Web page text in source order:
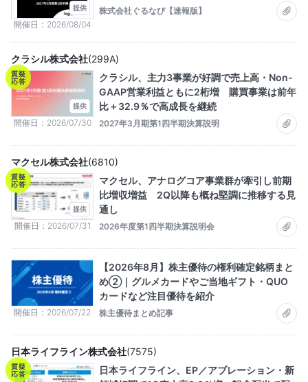
提供
開催日 2026/08/04
株式会社ぐるなび【速報版】
質疑
応答
提供
開催日 2026/07/30
クラシル株式会社(299A)
クラシル、主力3事業が好調で売上高・Non-
GAAP営業利益ともに2桁増 購買事業は前年
比＋32.9％で高成長を継続
2027年3月期第1四半期決算説明
質疑
応答
提供
開催日 2026/07/31
マクセル株式会社(6810)
マクセル、アナログコア事業群が牽引し前期
比増収増益 2Q以降も概ね堅調に推移する見
通し
2026年度第1四半期決算説明会
開催日 2026/07/22
【2026年8月】株主優待の権利確定銘柄まと
め②｜グルメカードやご当地ギフト・QUO
カードなど注目優待を紹介
株主優待まとめ記事
質疑
応答
日本ライフライン株式会社(7575)
日本ライフライン、EP／アブレーション・新